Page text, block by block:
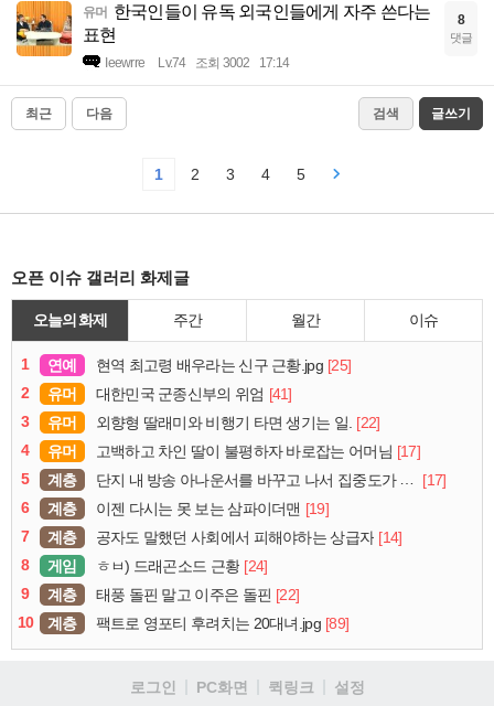
유머 한국인들이 유독 외국인들에게 자주 쓴다는
표현
Ieewrre Lv.74 조회 3002 17:14
8
댓글
최근 다음 검색 글쓰기
1 2 3 4 5
오픈 이슈 갤러리 화제글
오늘의 화제 주간 월간 이슈
1 연예 현역 최고령 배우라는 신구 근황.jpg [25]
2
유머 대한민국 군종신부의 위엄 [41]
3
유머 외향형 딸래미와 비행기 타면 생기는 일. [22]
4
유머 고백하고 차인 딸이 불평하자 바로잡는 어머님 [17]
5
계층 단지 내 방송 아나운서를 바꾸고 나서 집중도가 확 올라갔다는 한 아파트의 안내방송
[17]
6
계층 이젠 다시는 못 보는 삼파이더맨 [19]
7
계층 공자도 말했던 사회에서 피해야하는 상급자 [14]
8
게임 ㅎㅂ) 드래곤소드 근황 [24]
9
계층 태풍 돌핀 말고 이주은 돌핀 [22]
10
계층 팩트로 영포티 후려치는 20대녀.jpg [89]
로그인 PC화면 퀵링크 설정